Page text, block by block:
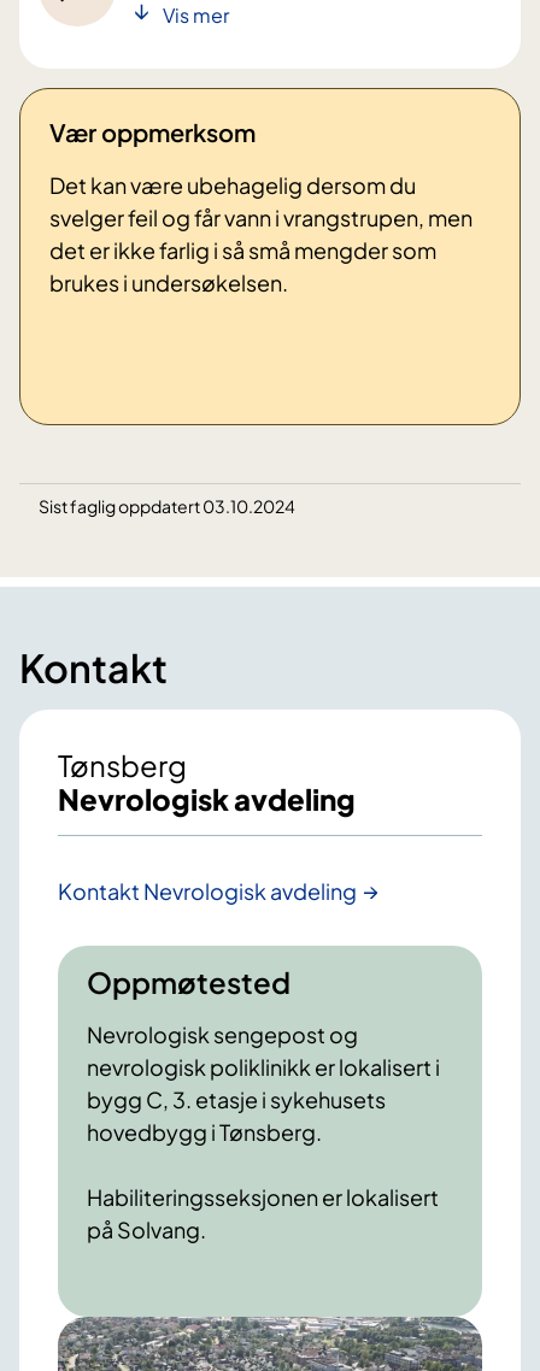
Vis mer
Vær oppmerksom
Det kan være ubehagelig dersom du
svelger feil og får vann i vrangstrupen, men
det er ikke farlig i så små mengder som
brukes i undersøkelsen.
Sist faglig oppdatert 03.10.2024
Kontakt
Tønsberg
Nevrologisk avdeling
Kontakt Nevrologisk avdeling
Oppmøtested
Nevrologisk sengepost og
nevrologisk poliklinikk er lokalisert i
bygg C, 3. etasje i sykehusets
hovedbygg i Tønsberg.
Habiliteringsseksjonen er lokalisert
på Solvang.